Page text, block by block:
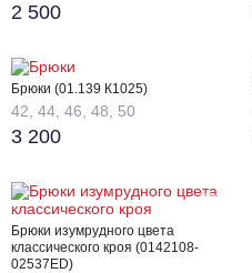
2 500
Брюки (01.139 К1025)
42, 44, 46, 48, 50
3 200
Брюки изумрудного цвета
классического кроя (0142108-
02537ED)